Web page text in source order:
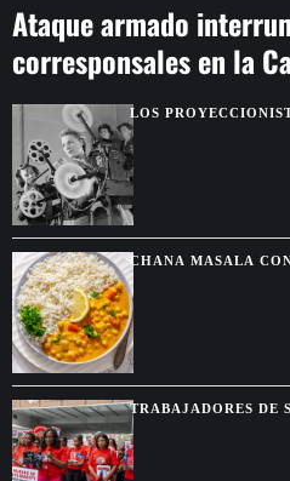
Ataque armado
corresponsales en la
WashingtonLOS
POSIBLE LA MAGIA
CHANA MASALA
ESPECIADOS Y
TRABAJADORES DE
YORK TRAS EL FIN